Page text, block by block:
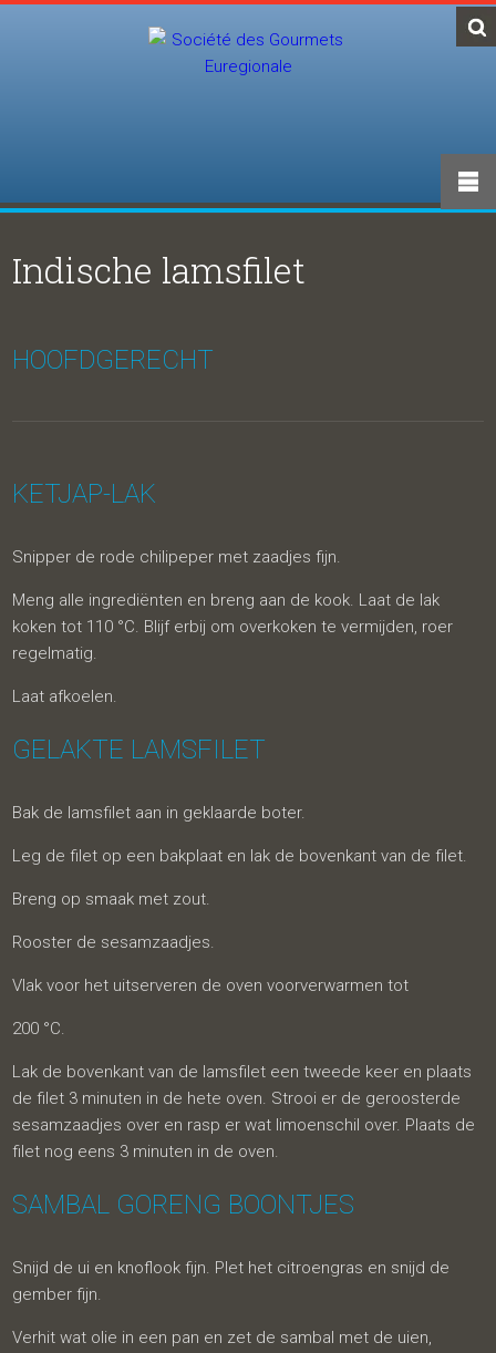
Indische lamsfilet
HOOFDGERECHT
KETJAP-LAK
Snipper de rode chilipeper met zaadjes fijn.
Meng alle ingrediënten en breng aan de kook. Laat de lak
koken tot 110 °C. Blijf erbij om overkoken te vermijden, roer
regelmatig.
Laat afkoelen.
GELAKTE LAMSFILET
Bak de lamsfilet aan in geklaarde boter.
Leg de filet op een bakplaat en lak de bovenkant van de filet.
Breng op smaak met zout.
Rooster de sesamzaadjes.
Vlak voor het uitserveren de oven voorverwarmen tot
200 °C.
Lak de bovenkant van de lamsfilet een tweede keer en plaats
de filet 3 minuten in de hete oven. Strooi er de geroosterde
sesamzaadjes over en rasp er wat limoenschil over. Plaats de
filet nog eens 3 minuten in de oven.
SAMBAL GORENG BOONTJES
Snijd de ui en knoflook fijn. Plet het citroengras en snijd de
gember fijn.
Verhit wat olie in een pan en zet de sambal met de uien,